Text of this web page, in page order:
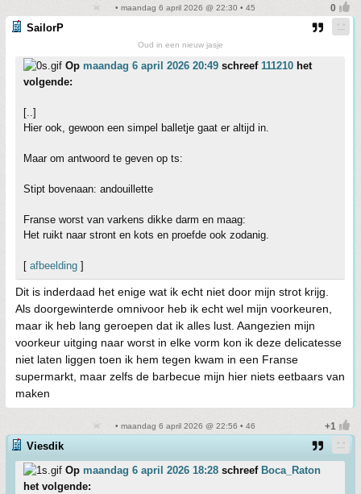
• maandag 6 april 2026 @ 22:30 • 45
SailorP
Oud in een nieuw jasje
Op maandag 6 april 2026 20:49 schreef 111210 het
volgende:
[..]
Hier ook, gewoon een simpel balletje gaat er altijd in.
Maar om antwoord te geven op ts:
Stipt bovenaan: andouillette
Franse worst van varkens dikke darm en maag:
Het ruikt naar stront en kots en proefde ook zodanig.
[ afbeelding ]
Dit is inderdaad het enige wat ik echt niet door mijn strot krijg.
Als doorgewinterde omnivoor heb ik echt wel mijn voorkeuren,
maar ik heb lang geroepen dat ik alles lust. Aangezien mijn
voorkeur uitging naar worst in elke vorm kon ik deze delicatesse
niet laten liggen toen ik hem tegen kwam in een Franse
supermarkt, maar zelfs de barbecue mijn hier niets eetbaars van
maken
• maandag 6 april 2026 @ 22:56 • 46
Viesdik
Op maandag 6 april 2026 18:28 schreef Boca_Raton
het volgende: